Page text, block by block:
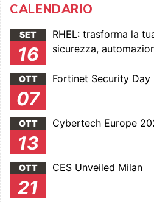
CALENDARIO
SET
16
RHEL: trasforma la
sicurezza,
OTT
07
Fortinet Security Day
OTT
13
Cybertech Europe
OTT
21
CES Unveiled Milan